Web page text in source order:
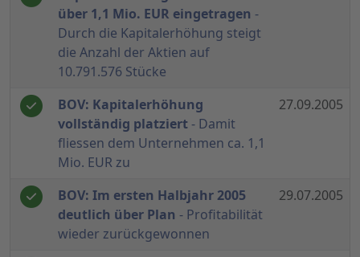
über 1,1 Mio. EUR eingetragen -
Durch die Kapitalerhöhung steigt
die Anzahl der Aktien auf
10.791.576 Stücke
BOV: Kapitalerhöhung
vollständig platziert- Damit
fliessen dem Unternehmen ca. 1,1
Mio. EUR zu
27.09.2005
BOV: Im ersten Halbjahr 2005
deutlich über Plan - Profitabilität
wieder zurückgewonnen
29.07.2005